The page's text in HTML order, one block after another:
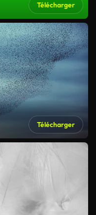
Télécharger
Télécharger